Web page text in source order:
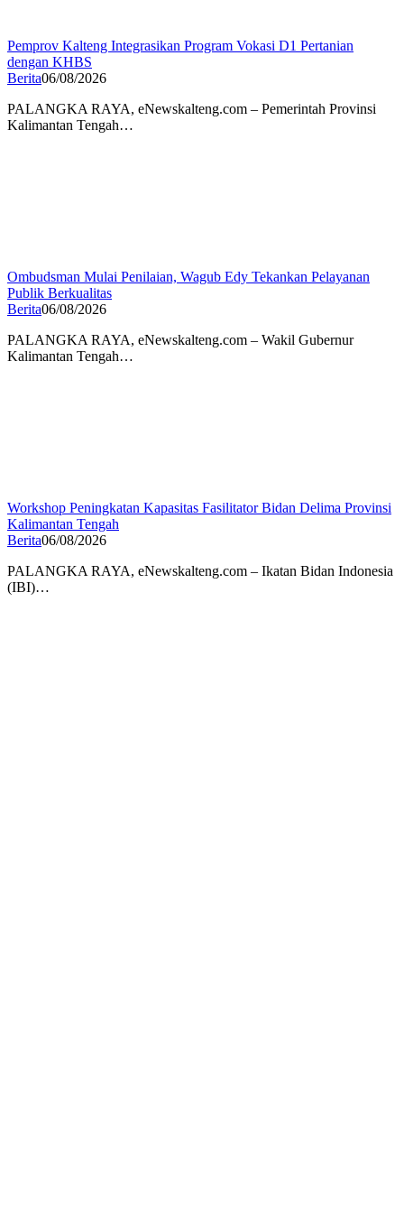
Pemprov Kalteng Integrasikan Program Vokasi D1 Pertanian
dengan KHBS
Berita06/08/2026
PALANGKA RAYA, eNewskalteng.com – Pemerintah Provinsi
Kalimantan Tengah…
Ombudsman Mulai Penilaian, Wagub Edy Tekankan Pelayanan
Publik Berkualitas
Berita06/08/2026
PALANGKA RAYA, eNewskalteng.com – Wakil Gubernur
Kalimantan Tengah…
Workshop Peningkatan Kapasitas Fasilitator Bidan Delima Provinsi
Kalimantan Tengah
Berita06/08/2026
PALANGKA RAYA, eNewskalteng.com – Ikatan Bidan Indonesia
(IBI)…